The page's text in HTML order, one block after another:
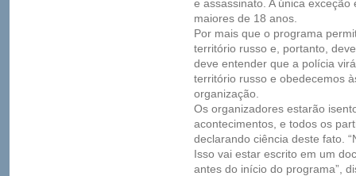
e assassinato. A única
maiores de 18 anos.
Por mais que o programa
território russo e, portanto,
deve entender que a polícia
território russo e obedecemos
organização.
Os organizadores estarão
acontecimentos, e todos os
declarando ciência deste fato.
Isso vai estar escrito em um
antes do início do programa”,